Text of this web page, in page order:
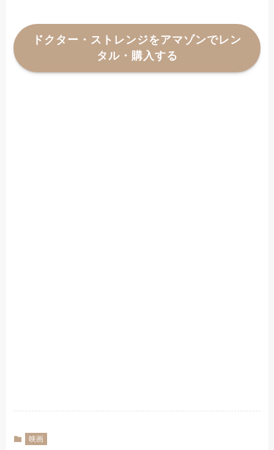
ドクター・ストレンジをアマゾンでレン
タル・購入する
映画